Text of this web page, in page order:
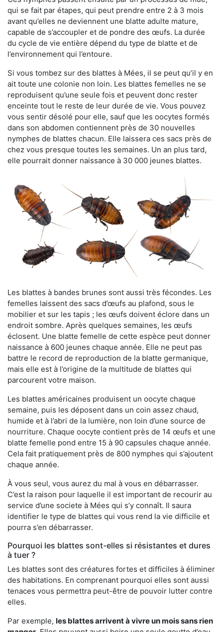
qui se fait par étapes, qui peut prendre entre 2 à 3 mois
avant qu’elles ne deviennent une blatte adulte mature,
capable de s’accoupler et de pondre des œufs. La durée
du cycle de vie entière dépend du type de blatte et de
l’environnement qui l’entoure.
Si vous tombez sur des blattes à Mées, il se peut qu’il y en
ait toute une colonie non loin. Les blattes femelles ne se
reproduisent qu’une seule fois et peuvent donc rester
enceinte tout le reste de leur durée de vie. Vous pouvez
vous sentir désolé pour elle, sauf que les oocytes formés
dans son abdomen contiennent près de 30 nouvelles
nymphes de blattes chacun. Elle laissera ces sacs près de
chez vous presque toutes les semaines. Un an plus tard,
elle pourrait donner naissance à 30 000 jeunes blattes.
Les blattes à bandes brunes sont aussi très fécondes. Les
femelles laissent des sacs d’œufs au plafond, sous le
mobilier et sur les tapis ; les œufs doivent éclore dans un
endroit sombre. Après quelques semaines, les œufs
éclosent. Une blatte femelle de cette espèce peut donner
naissance à 600 jeunes chaque année. Elle ne peut pas
battre le record de reproduction de la blatte germanique,
mais elle est à l’origine de la multitude de blattes qui
parcourent votre maison.
Les blattes américaines produisent un oocyte chaque
semaine, puis les déposent dans un coin assez chaud,
humide et à l’abri de la lumière, non loin d’une source de
nourriture. Chaque oocyte contient près de 14 œufs et une
blatte femelle pond entre 15 à 90 capsules chaque année.
Cela fait pratiquement près de 800 nymphes qui s’ajoutent
chaque année.
À vous seul, vous aurez du mal à vous en débarrasser.
C’est la raison pour laquelle il est important de recourir au
service d’une societe à Mées qui s’y connaît. Il saura
identifier le type de blattes qui vous rend la vie difficile et
pourra s’en débarrasser.
Pourquoi les blattes sont-elles si résistantes et dures
à tuer ?
Les blattes sont des créatures fortes et difficiles à éliminer
des habitations. En comprenant pourquoi elles sont aussi
tenaces vous permettra peut-être de pouvoir lutter contre
elles.
Par exemple, les blattes arrivent à vivre un mois sans rien